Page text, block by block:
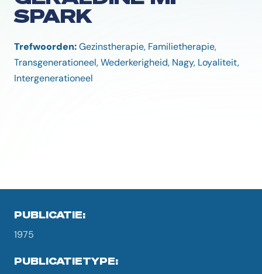
SPARK
Trefwoorden:Gezinstherapie, Familietherapie,
Transgenerationeel, Wederkerigheid, Nagy, Loyaliteit,
Intergenerationeel
PUBLICATIE:
1975
PUBLICATIETYPE: